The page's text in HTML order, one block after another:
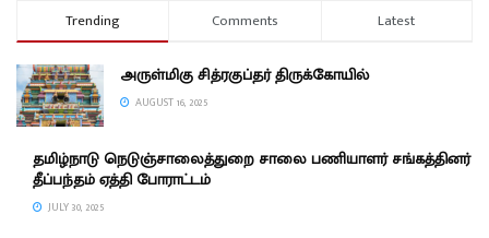
Trending Comments Latest
அருள்மிகு சித்ரகுப்தர் திருக்கோயில்
AUGUST 16, 2025
தமிழ்நாடு நெடுஞ்சாலைத்துறை சாலை பணியாளர் சங்கத்தினர்
தீப்பந்தம் ஏத்தி போராட்டம்
JULY 30, 2025